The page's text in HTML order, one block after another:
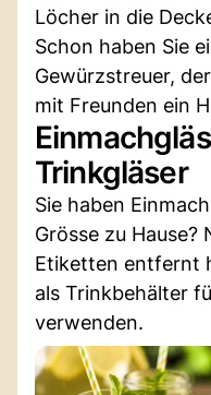
Löcher in die
Schon haben Sie
Gewürzstreuer,
mit Freunden ein
Trinkgläser
Sie haben
Grösse zu Hause?
Etiketten entfernt
als Trinkbehälter
verwenden.